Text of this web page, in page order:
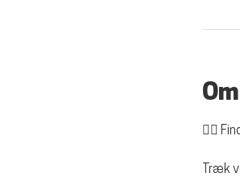
🧘‍♀️
Træk